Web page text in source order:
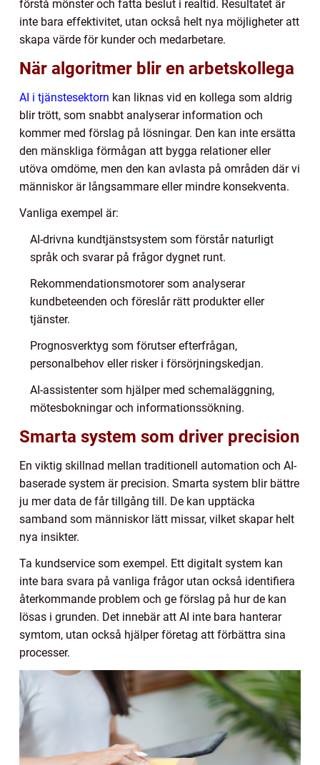
förstå mönster och fatta beslut i realtid. Resultatet är
inte bara effektivitet, utan också helt nya möjligheter att
skapa värde för kunder och medarbetare.
När algoritmer blir en arbetskollega
AI i tjänstesektorn kan liknas vid en kollega som aldrig
blir trött, som snabbt analyserar information och
kommer med förslag på lösningar. Den kan inte ersätta
den mänskliga förmågan att bygga relationer eller
utöva omdöme, men den kan avlasta på områden där vi
människor är långsammare eller mindre konsekventa.
Vanliga exempel är:
AI-drivna kundtjänstsystem som förstår naturligt
språk och svarar på frågor dygnet runt.
Rekommendationsmotorer som analyserar
kundbeteenden och föreslår rätt produkter eller
tjänster.
Prognosverktyg som förutser efterfrågan,
personalbehov eller risker i försörjningskedjan.
AI-assistenter som hjälper med schemaläggning,
mötesbokningar och informationssökning.
Smarta system som driver precision
En viktig skillnad mellan traditionell automation och AI-
baserade system är precision. Smarta system blir bättre
ju mer data de får tillgång till. De kan upptäcka
samband som människor lätt missar, vilket skapar helt
nya insikter.
Ta kundservice som exempel. Ett digitalt system kan
inte bara svara på vanliga frågor utan också identifiera
återkommande problem och ge förslag på hur de kan
lösas i grunden. Det innebär att AI inte bara hanterar
symtom, utan också hjälper företag att förbättra sina
processer.